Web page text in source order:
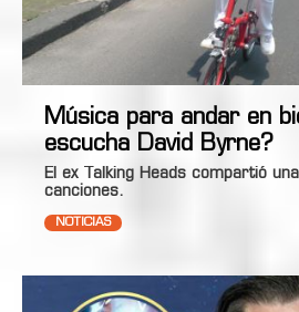
Música para andar en
escucha David Byrne?
El ex Talking Heads compartió
canciones.
NOTICIAS